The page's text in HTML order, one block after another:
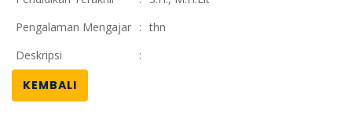
Pengalaman Mengajar : thn
Deskripsi
:
KEMBALI